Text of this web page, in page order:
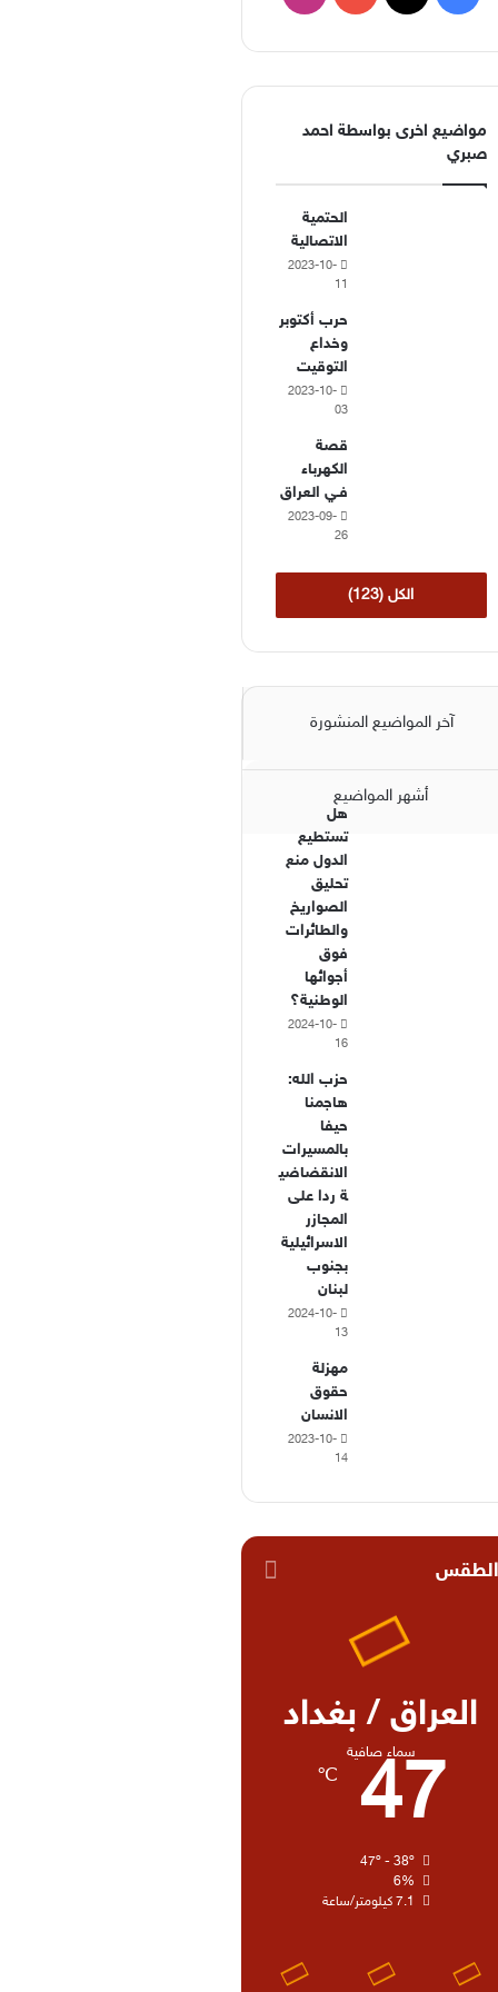
مواضيع اخرى بواسطة احمد
صبري
الحتمية
الاتصالية
2023-10-
11
حرب أكتوبر
وخداع
التوقيت
2023-10-
03
قصة
الكهرباء
فـي العراق
2023-09-
26
الكل (123)
آخر المواضيع المنشورة
أشهر المواضيع
هل
تستطيع
الدول منع
تحليق
الصواريخ
والطائرات
فوق
أجوائها
الوطنية؟
2024-10-
16
حزب الله:
هاجمنا
حيفا
بالمسيرات
الانقضاضي
ة ردا على
المجازر
الاسرائيلية
بجنوب
لبنان
2024-10-
13
مهزلة
حقوق
الانسان
2023-10-
14
الطقس
العراق / بغداد
سماء صافية
47
℃
47º - 38º
6%
7.1 كيلومتر/ساعة